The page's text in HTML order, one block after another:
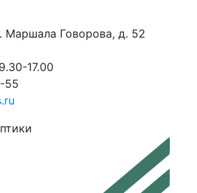
Маршала Говорова, д. 52
17.00
55